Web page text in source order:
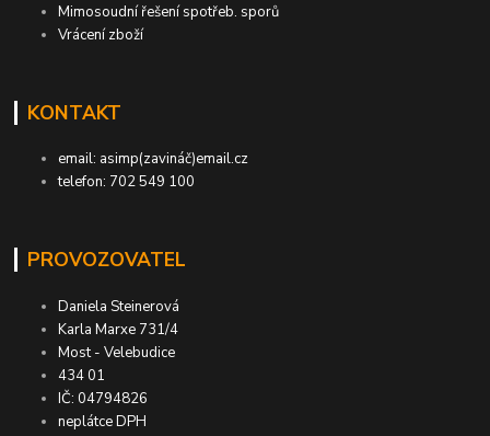
Mimosoudní řešení spotřeb. sporů
Vrácení zboží
KONTAKT
email: asimp(zavináč)email.cz
telefon: 702 549 100
PROVOZOVATEL
Daniela Steinerová
Karla Marxe 731/4
Most - Velebudice
434 01
IČ: 04794826
neplátce DPH